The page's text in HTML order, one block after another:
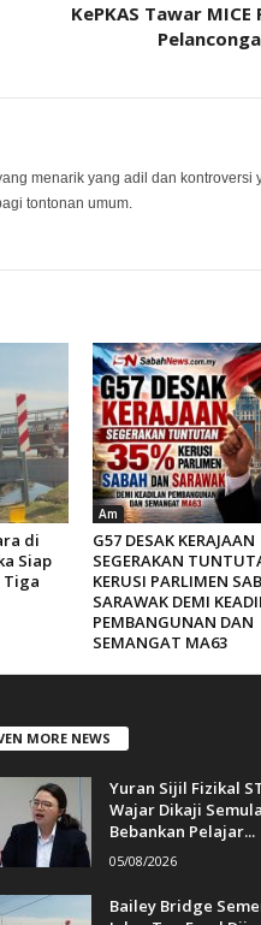
KePKAS Tawar MICE
menarik yang adil dan kontroversi
tontonan umum.
di
Siap
Tiga
Am
G57 DESAK KERAJAAN
SEGERAKAN
KERUSI PARLIMEN
SARAWAK DEMI
PEMBANGUNAN DAN
SEMANGAT MA63
MORE NEWS
Yuran Sijil Fizikal
Wajar Dikaji
Bebankan Pelajar...
05/08/2026
Bailey Bridge